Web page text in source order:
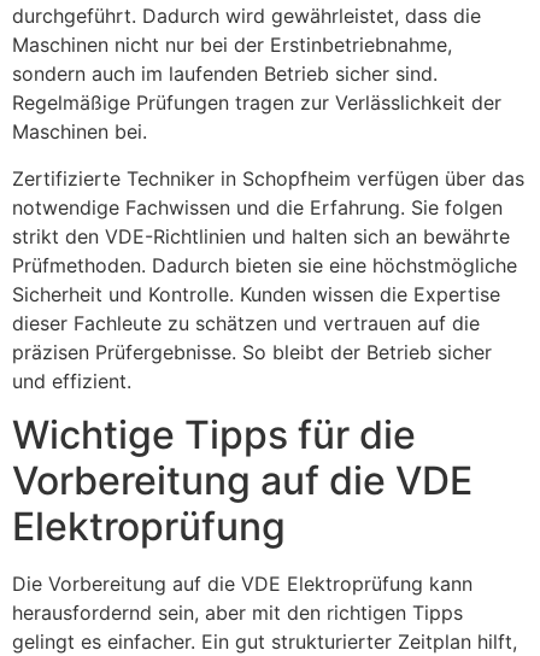
durchgeführt. Dadurch wird gewährleistet, dass die
Maschinen nicht nur bei der Erstinbetriebnahme,
sondern auch im laufenden Betrieb sicher sind.
Regelmäßige Prüfungen tragen zur Verlässlichkeit der
Maschinen bei.
Zertifizierte Techniker in Schopfheim verfügen über das
notwendige Fachwissen und die Erfahrung. Sie folgen
strikt den VDE-Richtlinien und halten sich an bewährte
Prüfmethoden. Dadurch bieten sie eine höchstmögliche
Sicherheit und Kontrolle. Kunden wissen die Expertise
dieser Fachleute zu schätzen und vertrauen auf die
präzisen Prüfergebnisse. So bleibt der Betrieb sicher
und effizient.
Wichtige Tipps für die
Vorbereitung auf die VDE
Elektroprüfung
Die Vorbereitung auf die VDE Elektroprüfung kann
herausfordernd sein, aber mit den richtigen Tipps
gelingt es einfacher. Ein gut strukturierter Zeitplan hilft,